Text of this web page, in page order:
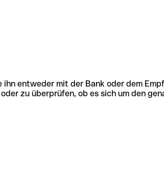
ihn entweder mit der Bank oder dem
zu überprüfen, ob es sich um den